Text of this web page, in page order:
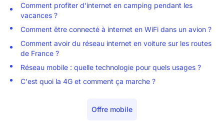
Comment profiter d'internet en camping pendant les
vacances ?
Comment être connecté à internet en WiFi dans un avion ?
Comment avoir du réseau internet en voiture sur les routes
de France ?
Réseau mobile : quelle technologie pour quels usages ?
C'est quoi la 4G et comment ça marche ?
Offre mobile